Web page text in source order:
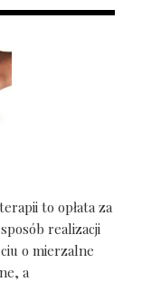
to opłata za
realizacji
o mierzalne
a